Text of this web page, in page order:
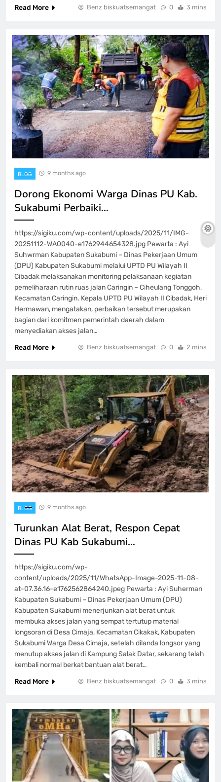
Read More
Benz biskuatsemangat 0 3 mins
BLOG 9 months ago
Dorong Ekonomi Warga Dinas PU Kab.
Sukabumi Perbaiki…
https://sigiku.com/wp-content/uploads/2025/11/IMG-
20251112-WA0040-e1762944654328.jpg Pewarta : Ayi
Suhwrman Kabupaten Sukabumi – Dinas Pekerjaan Umum
(DPU) Kabupaten Sukabumi melalui UPTD PU Wilayah II
Cibadak melaksanakan monitoring pelaksanaan kegiatan
pemeliharaan rutin ruas jalan Caringin – Ciheulang Tonggoh,
Kecamatan Caringin. Kepala UPTD PU Wilayah II Cibadak, Heri
Hermawan, mengatakan, perbaikan tersebut merupakan
bagian dari komitmen pemerintah daerah dalam
menyediakan akses jalan…
Read More
Benz biskuatsemangat 0 2 mins
BLOG 9 months ago
Turunkan Alat Berat, Respon Cepat
Dinas PU Kab Sukabumi…
https://sigiku.com/wp-
content/uploads/2025/11/WhatsApp-Image-2025-11-08-
at-07.36.16-e1762562864240.jpeg Pewarta : Ayi Suherman
Kabupaten Sukabumi – Dinas Pekerjaan Umum (DPU)
Kabupaten Sukabumi menerjunkan alat berat untuk
membuka akses jalan yang sempat tertutup material
longsoran di Desa Cimaja, Kecamatan Cikakak, Kabupaten
Sukabumi Warga Desa Cimaja, setelah dilanda longsor yang
menutup akses jalan di Kampung Salak Datar, sekarang telah
kembali normal berkat bantuan alat berat…
Read More
Benz biskuatsemangat 0 3 mins